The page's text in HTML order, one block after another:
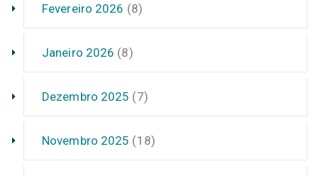
Fevereiro 2026 (8)
Janeiro 2026 (8)
Dezembro 2025 (7)
Novembro 2025 (18)